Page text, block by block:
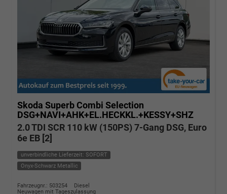
Skoda Superb Combi Selection
DSG+NAVI+AHK+EL.HECKKL.+KESSY+SHZ
2.0 TDI SCR 110 kW (150PS) 7-Gang DSG, Euro
6e EB [2]
unverbindliche Lieferzeit: SOFORT
Onyx-Schwarz Metallic
Fahrzeugnr.: 503254
Diesel
Neuwagen mit Tageszulassung